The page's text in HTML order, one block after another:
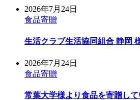
2026年7月24日
食品寄贈
生活クラブ生活協同組合 静岡
2026年7月24日
食品寄贈
常葉大学様より食品を寄贈して